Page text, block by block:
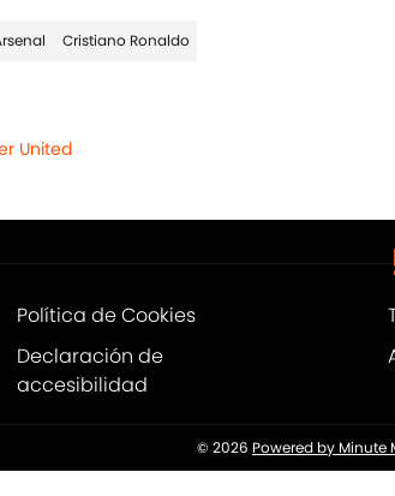
Cristiano Ronaldo
United
Política de Cookies
Declaración de
accesibilidad
© 2026 Powered by Minute